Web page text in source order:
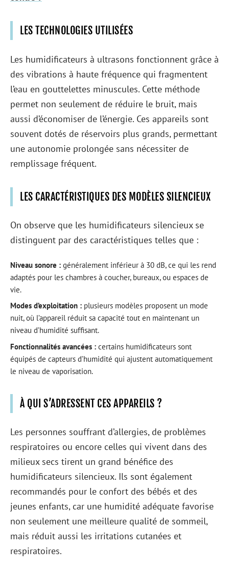
LES TECHNOLOGIES UTILISÉES
Les humidificateurs à ultrasons fonctionnent grâce à
des vibrations à haute fréquence qui fragmentent
l’eau en gouttelettes minuscules. Cette méthode
permet non seulement de réduire le bruit, mais
aussi d’économiser de l’énergie. Ces appareils sont
souvent dotés de réservoirs plus grands, permettant
une autonomie prolongée sans nécessiter de
remplissage fréquent.
LES CARACTÉRISTIQUES DES MODÈLES SILENCIEUX
On observe que les humidificateurs silencieux se
distinguent par des caractéristiques telles que :
Niveau sonore : généralement inférieur à 30 dB, ce qui les rend
adaptés pour les chambres à coucher, bureaux, ou espaces de
vie.
Modes d’exploitation : plusieurs modèles proposent un mode
nuit, où l’appareil réduit sa capacité tout en maintenant un
niveau d’humidité suffisant.
Fonctionnalités avancées : certains humidificateurs sont
équipés de capteurs d’humidité qui ajustent automatiquement
le niveau de vaporisation.
À QUI S’ADRESSENT CES APPAREILS ?
Les personnes souffrant d’allergies, de problèmes
respiratoires ou encore celles qui vivent dans des
milieux secs tirent un grand bénéfice des
humidificateurs silencieux. Ils sont également
recommandés pour le confort des bébés et des
jeunes enfants, car une humidité adéquate favorise
non seulement une meilleure qualité de sommeil,
mais réduit aussi les irritations cutanées et
respiratoires.